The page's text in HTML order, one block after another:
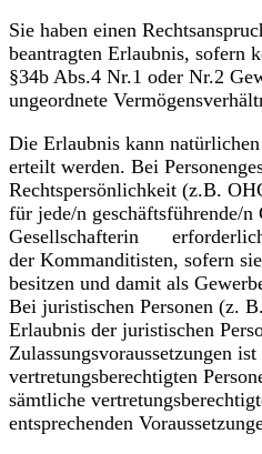
Sie haben einen
beantragten Erlaubnis, sofern
§34b Abs.4 Nr.1 oder Nr.2
ungeordnete
Die Erlaubnis kann
erteilt werden. Bei
Rechtspersönlichkeit (z.B.
für jede/n geschäftsführende/n
Gesellschafterin
der Kommanditisten, sofern
besitzen und damit als
Bei juristischen Personen (z.
Erlaubnis der juristischen
Zulassungsvoraussetzungen
vertretungsberechtigten
sämtliche
entsprechenden